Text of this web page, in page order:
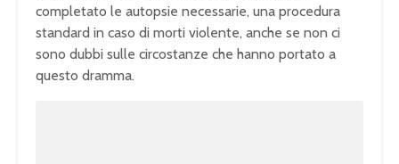
completato le autopsie necessarie, una procedura
standard in caso di morti violente, anche se non ci
sono dubbi sulle circostanze che hanno portato a
questo dramma.